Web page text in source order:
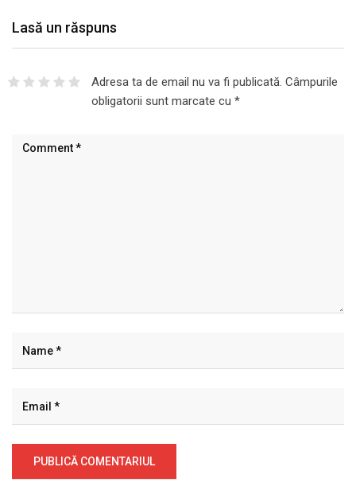
Lasă un răspuns
Adresa ta de email nu va fi publicată. Câmpurile
obligatorii sunt marcate cu *